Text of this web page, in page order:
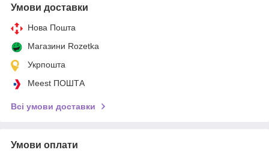
Умови доставки
Нова Пошта
Магазини Rozetka
Укрпошта
Meest ПОШТА
Всі умови доставки
Умови оплати